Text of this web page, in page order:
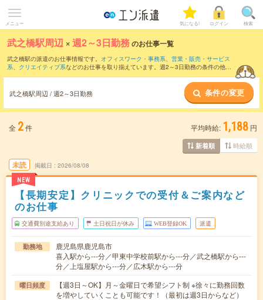
メニュー 気になる! ログイン 検索
武之橋駅周辺 ×週2～3日勤務のお仕事一覧
武之橋駅の派遣のお仕事情報です。 オフィスワーク・事務系、 営業・販売・サービス
系、 クリエイティブ系などのお仕事を取り揃えています。週2～3日勤務の条件の他
武之橋駅周辺 / 週2～3日勤務 条件の変更
全 2件 平均時給: 1,188 円
新着順 時給順
未読
NEW
掲載日 2026/08/08
【長期安定】クリニックでの受付＆ご案内など
のお仕事
交通費別途支給あり 土日祝日が休み WEB登録OK 派遣
勤務地
鹿児島県鹿児島市
喜入駅から---分／甲東中学校前駅から---分／武之橋駅から---
分／上塩屋駅から---分／広木駅から---分
曜日頻度
【週3日～OK】月～金曜日で希望シフト制 ※徐々に勤務回数
を増やしていくことも可能です！（最初は週3日からなど）